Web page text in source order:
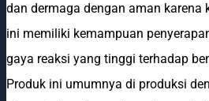
dan dermaga dengan aman karena
ini memiliki kemampuan
gaya reaksi yang tinggi terhadap
Produk ini umumnya di produksi